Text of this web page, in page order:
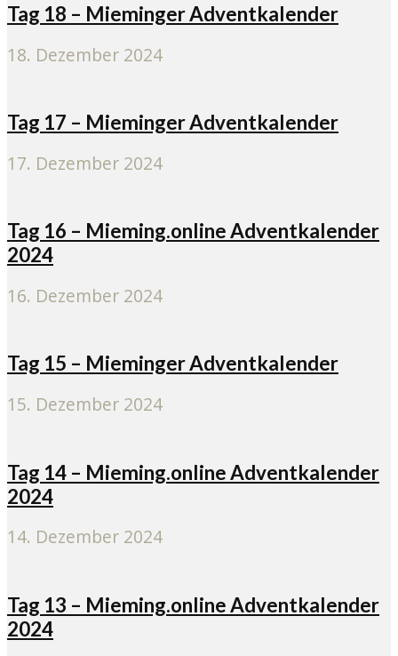
Tag 18 – Mieminger Adventkalender
18. Dezember 2024
Tag 17 – Mieminger Adventkalender
17. Dezember 2024
Tag 16 – Mieming.online Adventkalender
2024
16. Dezember 2024
Tag 15 – Mieminger Adventkalender
15. Dezember 2024
Tag 14 – Mieming.online Adventkalender
2024
14. Dezember 2024
Tag 13 – Mieming.online Adventkalender
2024